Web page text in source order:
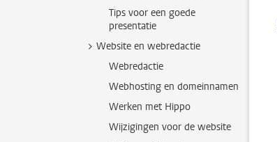
Tips voor een goede
presentatie
Website en webredactie
Webredactie
Webhosting en domeinnamen
Werken met Hippo
Wijzigingen voor de website